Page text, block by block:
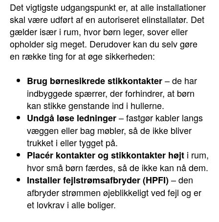
Det vigtigste udgangspunkt er, at alle installationer
skal være udført af en autoriseret elinstallatør. Det
gælder især i rum, hvor børn leger, sover eller
opholder sig meget. Derudover kan du selv gøre
en række ting for at øge sikkerheden:
Brug børnesikrede stikkontakter– de har
indbyggede spærrer, der forhindrer, at børn
kan stikke genstande ind i hullerne.
Undgå løse ledninger– fastgør kabler langs
væggen eller bag møbler, så de ikke bliver
trukket i eller tygget på.
Placér kontakter og stikkontakter højt i rum,
hvor små børn færdes, så de ikke kan nå dem.
Installer fejlstrømsafbryder (HPFI)– den
afbryder strømmen øjeblikkeligt ved fejl og er
et lovkrav i alle boliger.